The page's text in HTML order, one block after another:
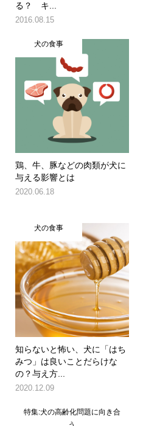
る？ キ...
2016.08.15
犬の食事
鶏、牛、豚などの肉類が犬に
与える影響とは
2020.06.18
犬の食事
知らないと怖い、犬に「はち
みつ」は良いことだらけな
の？与え方...
2020.12.09
特集:犬の高齢化問題に向き合